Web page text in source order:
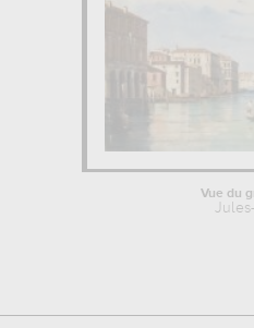
Vue du